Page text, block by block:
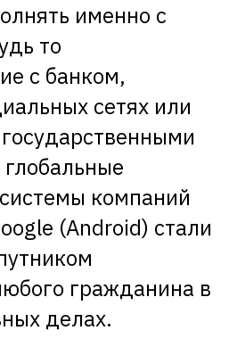
именно с
то
с банком,
сетях или
компаний
(Android) стали
гражданина в
делах.